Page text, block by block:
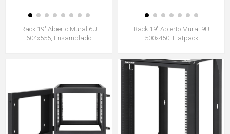
Rack 19" Abierto Mural 6U
604x555, Ensamblado
Rack 19" Abierto Mural 9U
500x450, Flatpack